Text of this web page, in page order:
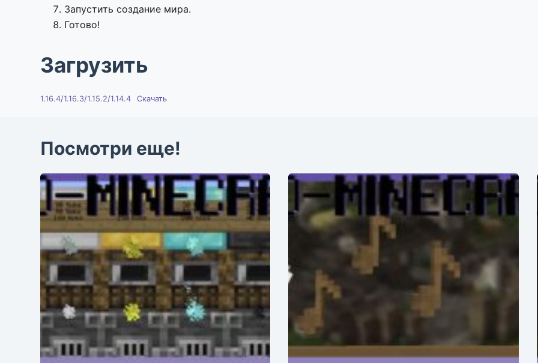
Запустить создание мира.
Готово!
Загрузить
1.16.4/1.16.3/1.15.2/1.14.4 Скачать
Посмотри еще!